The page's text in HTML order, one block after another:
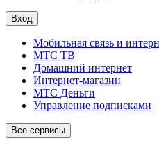
Вход
Мобильная связь и
МТС ТВ
Домашний интернет
Интернет-магазин
МТС Деньги
Управление подписками
Все сервисы